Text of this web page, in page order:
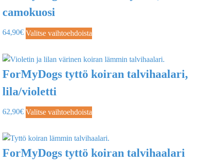
camokuosi
64,90€ Valitse vaihtoehdoista
ForMyDogs tyttö koiran talvihaalari,
lila/violetti
62,90€ Valitse vaihtoehdoista
ForMyDogs tyttö koiran talvihaalari